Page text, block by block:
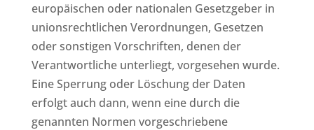
europäischen oder nationalen Gesetzgeber in
unionsrechtlichen Verordnungen, Gesetzen
oder sonstigen Vorschriften, denen der
Verantwortliche unterliegt, vorgesehen wurde.
Eine Sperrung oder Löschung der Daten
erfolgt auch dann, wenn eine durch die
genannten Normen vorgeschriebene